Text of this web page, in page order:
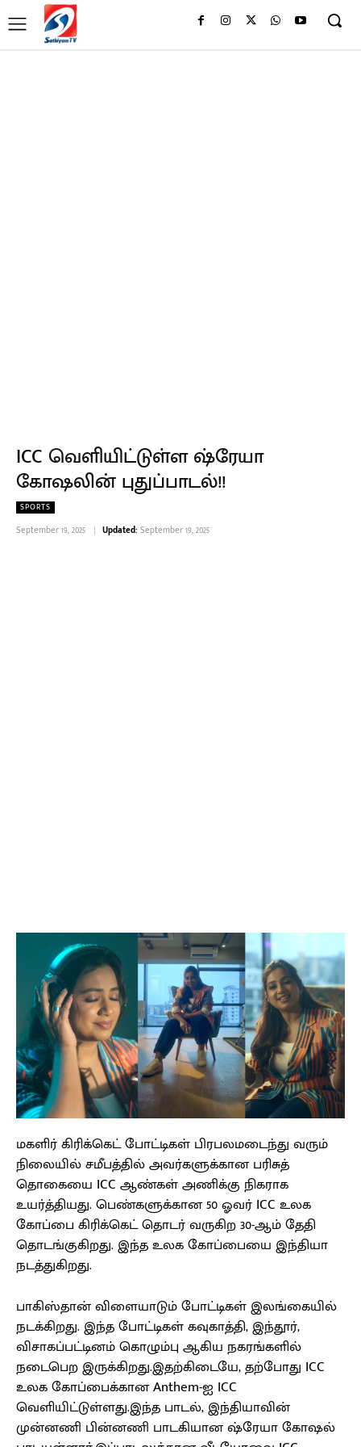
ICC வெளியிட்டுள்ள ஷ்ரேயா
கோஷலின் புதுப்பாடல்!!
SPORTS
September 19, 2025 Updated: September 19, 2025
மகளிர் கிரிக்கெட் போட்டிகள் பிரபலமடைந்து வரும்
நிலையில் சமீபத்தில் அவர்களுக்கான பரிசுத்
தொகையை ICC ஆண்கள் அணிக்கு நிகராக
உயர்த்தியது. பெண்களுக்கான 50 ஓவர் ICC உலக
கோப்பை கிரிக்கெட் தொடர் வருகிற 30-ஆம் தேதி
தொடங்குகிறது. இந்த உலக கோப்பையை இந்தியா
நடத்துகிறது.
பாகிஸ்தான் விளையாடும் போட்டிகள் இலங்கையில்
நடக்கிறது. இந்த போட்டிகள் கவுகாத்தி, இந்தூர்,
விசாகப்பட்டினம் கொழும்பு ஆகிய நகரங்களில்
நடைபெற இருக்கிறது.இதற்கிடையே, தற்போது ICC
உலக கோப்பைக்கான Anthem-ஐ ICC
வெளியிட்டுள்ளது.இந்த பாடல், இந்தியாவின்
முன்னணி பின்னணி பாடகியான ஷ்ரேயா கோஷல்